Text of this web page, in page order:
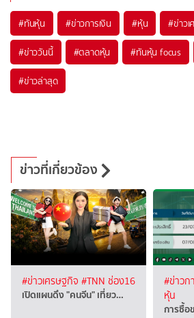
#ทันหุ้น #ข่าวการเงิน #หุ้น #ข่าว
#ข่าววันนี้ #ตลาดหุ้น #ทันหุ้น focus
#ข่าวล่าสุด
ข่าวที่เกี่ยวข้อง
#ข่าวเศรษฐกิจ #TNN ช่อง16
เปิดแผนดึง "คนจีน" เที่ยว…
#ข่าวก
หุ้น
การซื้อ